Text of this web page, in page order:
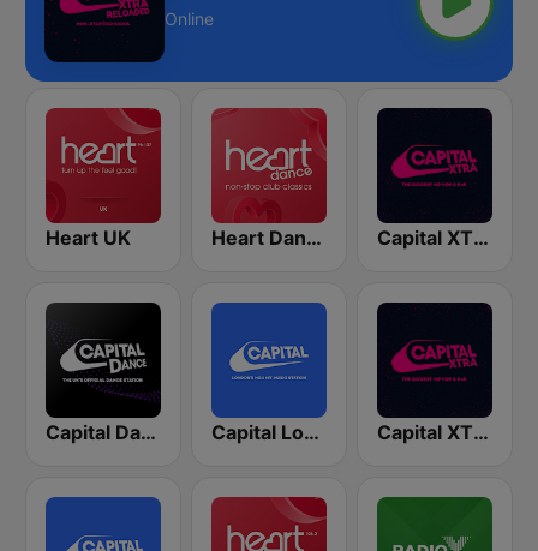
Online
Heart UK Heart Dance Capital XTRA London
Capital Dance Capital London Capital XTRA